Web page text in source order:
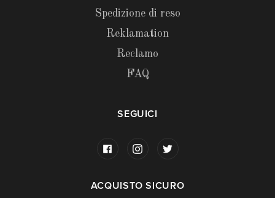
Spedizione di reso
Reklamation
Reclamo
FAQ
SEGUICI
ACQUISTO SICURO